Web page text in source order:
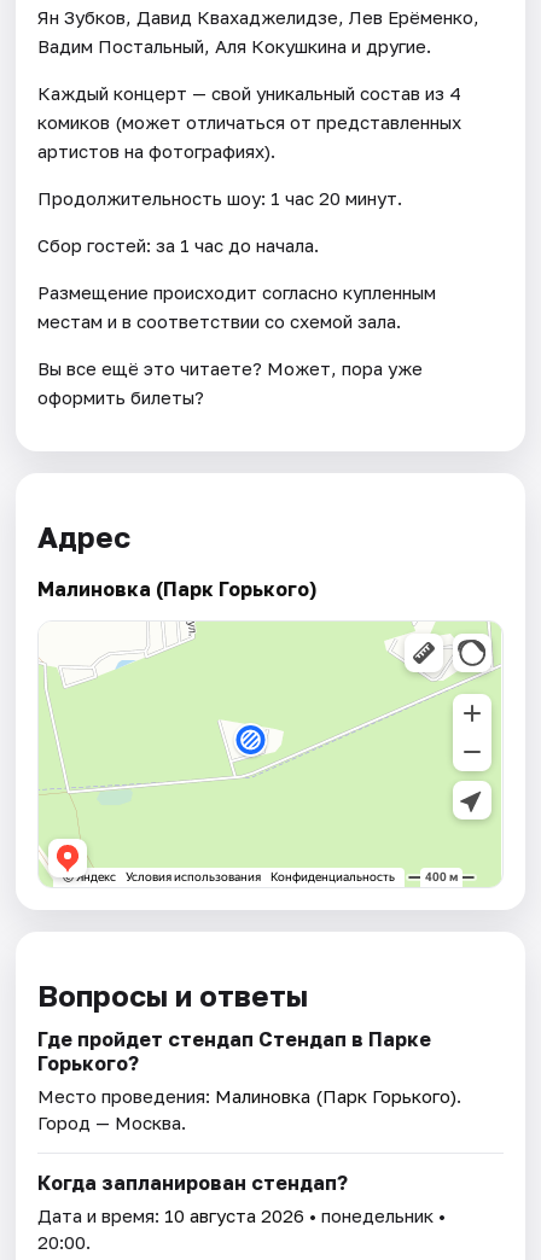
Ян Зубков, Давид Квахаджелидзе, Лев Ерёменко,
Вадим Постальный, Аля Кокушкина и другие.
Каждый концерт — свой уникальный состав из 4
комиков (может отличаться от представленных
артистов на фотографиях).
Продолжительность шоу: 1 час 20 минут.
Сбор гостей: за 1 час до начала.
Размещение происходит согласно купленным
местам и в соответствии со схемой зала.
Вы все ещё это читаете? Может, пора уже
оформить билеты?
Адрес
Малиновка (Парк Горького)
Вопросы и ответы
Где пройдет стендап Стендап в Парке
Горького?
Место проведения: Малиновка (Парк Горького).
Город — Москва.
Когда запланирован стендап?
Дата и время: 10 августа 2026 • понедельник •
20:00.